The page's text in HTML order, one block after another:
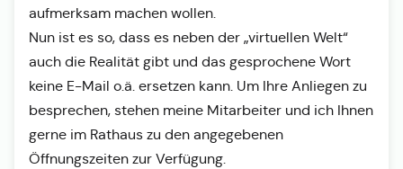
aufmerksam machen wollen.
Nun ist es so, dass es neben der „virtuellen Welt“
auch die Realität gibt und das gesprochene Wort
keine E-Mail o.ä. ersetzen kann. Um Ihre Anliegen zu
besprechen, stehen meine Mitarbeiter und ich Ihnen
gerne im Rathaus zu den angegebenen
Öffnungszeiten zur Verfügung.